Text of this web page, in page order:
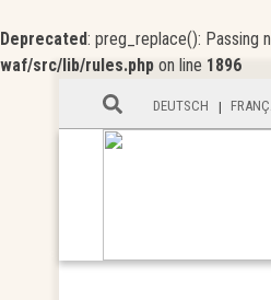
Deprecated: preg_replace(): Passing
waf/src/lib/rules.php on line 1896
DEUTSCH